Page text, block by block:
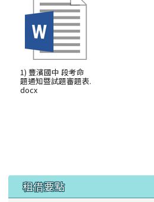
1) 豐濱國中 段考命
題通知暨試題審題表.
docx
左邊區域內容
租借要點